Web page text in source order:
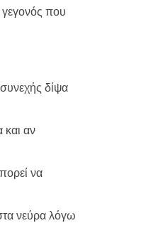
γεγονός που
δίψα
και αν
να
νεύρα λόγω